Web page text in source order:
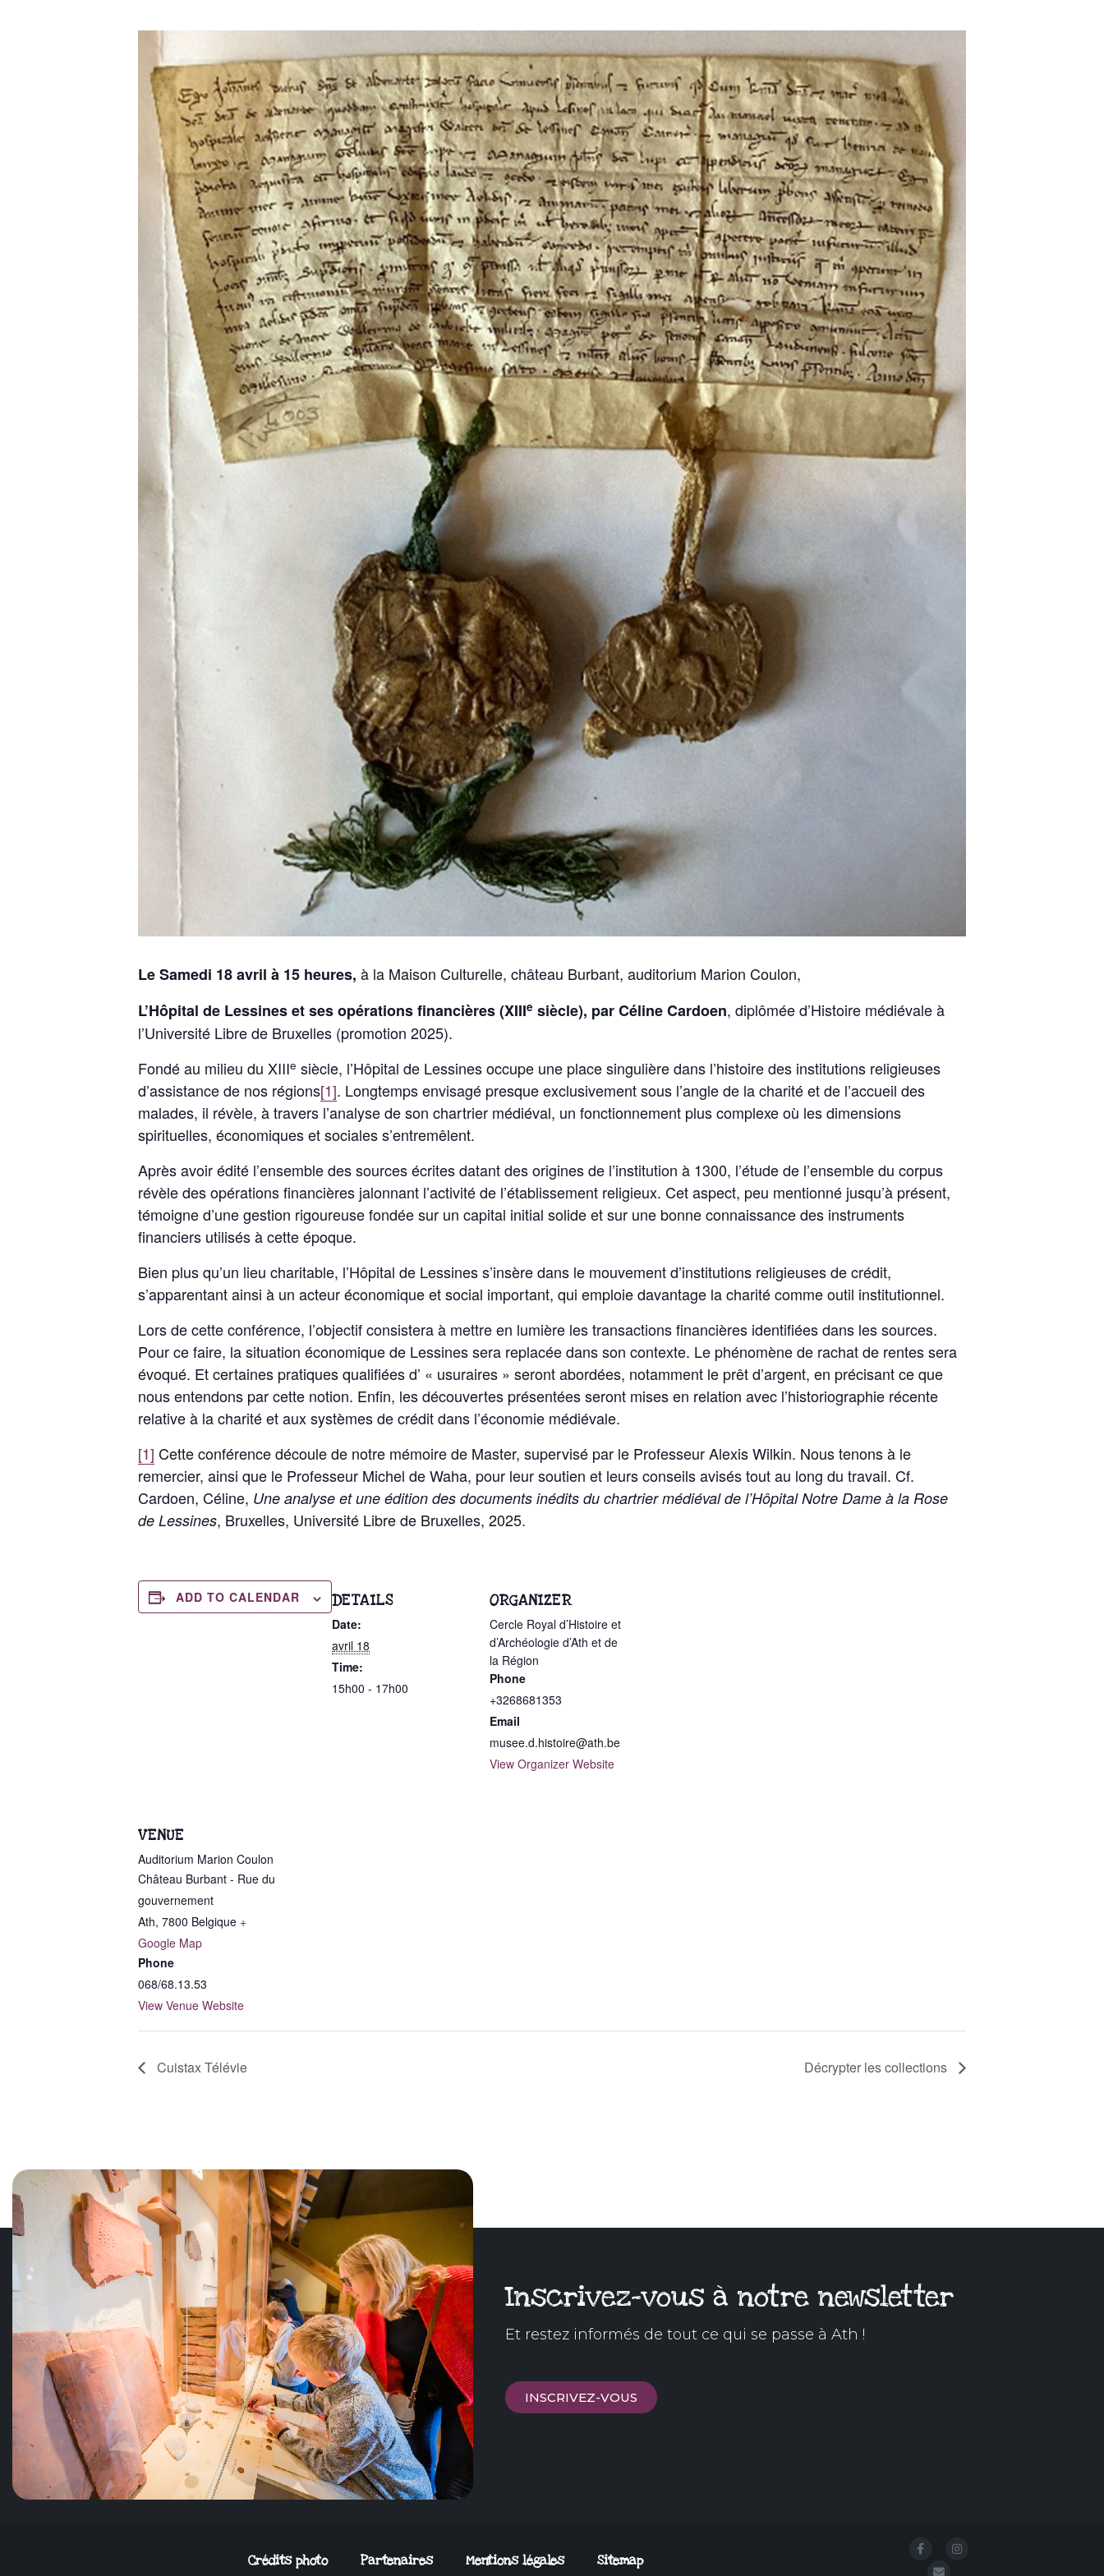
Le Samedi 18 avril à 15 heures, à la Maison Culturelle, château Burbant, auditorium Marion Coulon,
L’Hôpital de Lessines et ses opérations financières (XIIIe siècle), par Céline Cardoen, diplômée d’Histoire médiévale à
l’Université Libre de Bruxelles (promotion 2025).
Fondé au milieu du XIIIe siècle, l’Hôpital de Lessines occupe une place singulière dans l’histoire des institutions religieuses
d’assistance de nos régions[1]. Longtemps envisagé presque exclusivement sous l’angle de la charité et de l’accueil des
malades, il révèle, à travers l’analyse de son chartrier médiéval, un fonctionnement plus complexe où les dimensions
spirituelles, économiques et sociales s’entremêlent.
Après avoir édité l’ensemble des sources écrites datant des origines de l’institution à 1300, l’étude de l’ensemble du corpus
révèle des opérations financières jalonnant l’activité de l’établissement religieux. Cet aspect, peu mentionné jusqu’à présent,
témoigne d’une gestion rigoureuse fondée sur un capital initial solide et sur une bonne connaissance des instruments
financiers utilisés à cette époque.
Bien plus qu’un lieu charitable, l’Hôpital de Lessines s’insère dans le mouvement d’institutions religieuses de crédit,
s’apparentant ainsi à un acteur économique et social important, qui emploie davantage la charité comme outil institutionnel.
Lors de cette conférence, l’objectif consistera à mettre en lumière les transactions financières identifiées dans les sources.
Pour ce faire, la situation économique de Lessines sera replacée dans son contexte. Le phénomène de rachat de rentes sera
évoqué. Et certaines pratiques qualifiées d’ « usuraires » seront abordées, notamment le prêt d’argent, en précisant ce que
nous entendons par cette notion. Enfin, les découvertes présentées seront mises en relation avec l’historiographie récente
relative à la charité et aux systèmes de crédit dans l’économie médiévale.
[1] Cette conférence découle de notre mémoire de Master, supervisé par le Professeur Alexis Wilkin. Nous tenons à le
remercier, ainsi que le Professeur Michel de Waha, pour leur soutien et leurs conseils avisés tout au long du travail. Cf.
Cardoen, Céline, Une analyse et une édition des documents inédits du chartrier médiéval de l’Hôpital Notre Dame à la Rose
de Lessines, Bruxelles, Université Libre de Bruxelles, 2025.
ADD TO CALENDAR DETAILS
Date:
avril 18
Time:
15h00 - 17h00
ORGANIZER
Cercle Royal d’Histoire et
d’Archéologie d’Ath et de
la Région
Phone
+3268681353
Email
musee.d.histoire@ath.be
View Organizer Website
VENUE
Auditorium Marion Coulon
Château Burbant - Rue du
gouvernement
Ath, 7800 Belgique +
Google Map
Phone
068/68.13.53
View Venue Website
Cuistax Télévie Décrypter les collections
Inscrivez-vous à notre newsletter
Et restez informés de tout ce qui se passe à Ath !
INSCRIVEZ-VOUS
Crédits photo Partenaires Mentions légales Sitemap